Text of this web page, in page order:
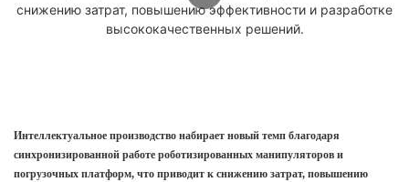
Интеллектуальное производство набирает новый темп благодаря
синхронизированной работе роботизированных манипуляторов и
погрузочных платформ, что приводит к снижению затрат, повышению